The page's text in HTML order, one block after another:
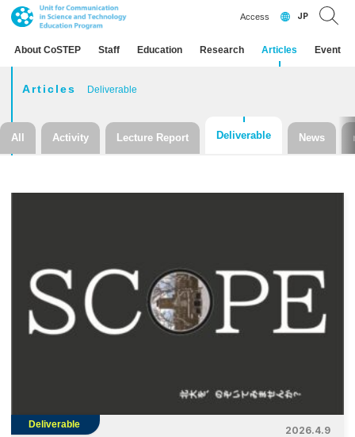
About CoSTEP Staff Education Research Articles Event
Access JP
Articles Deliverable
All Activity Lecture Report Deliverable News
Deliverable
2026.4.9